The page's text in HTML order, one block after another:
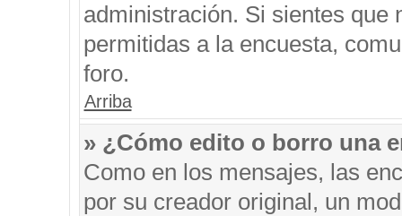
administración. Si sientes que
permitidas a la encuesta,
foro.
Arriba
» ¿Cómo edito o borro una
Como en los mensajes, las
por su creador original, un